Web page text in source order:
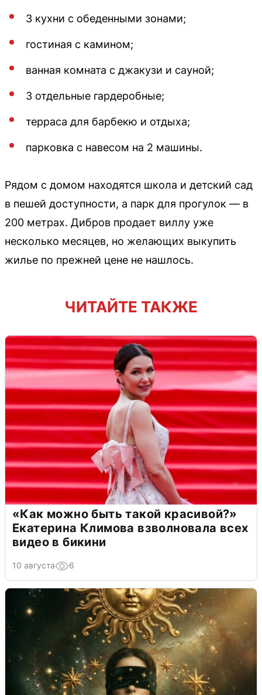
3 кухни с обеденными зонами;
гостиная с камином;
ванная комната с джакузи и сауной;
3 отдельные гардеробные;
терраса для барбекю и отдыха;
парковка с навесом на 2 машины.
Рядом с домом находятся школа и детский сад
в пешей доступности, а парк для прогулок — в
200 метрах. Дибров продает виллу уже
несколько месяцев, но желающих выкупить
жилье по прежней цене не нашлось.
ЧИТАЙТЕ ТАКЖЕ
«Как можно быть такой красивой?»
Екатерина Климова взволновала всех
видео в бикини
10 августа 6